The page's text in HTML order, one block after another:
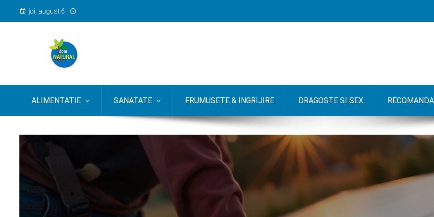
joi, august 6
ALIMENTATIE SANATATE FRUMUSETE & INGRIJIRE DRAGOSTE SI SEX